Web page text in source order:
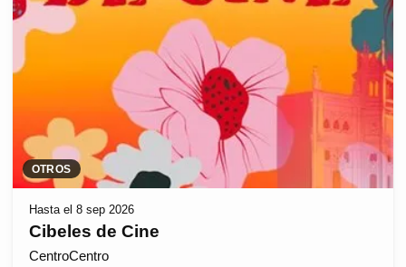
OTROS
Hasta el 8 sep 2026
Cibeles de Cine
CentroCentro